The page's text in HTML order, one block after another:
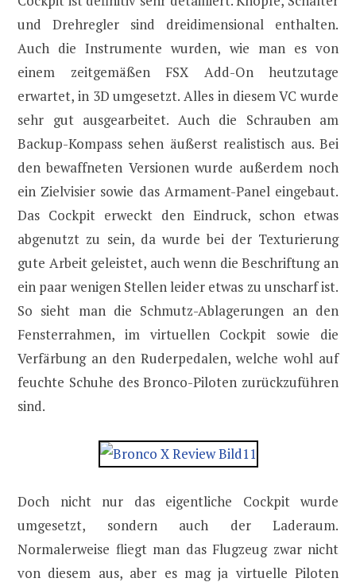
und Drehregler sind dreidimensional enthalten.
Auch die Instrumente wurden, wie man es von
einem zeitgemäßen FSX Add-On heutzutage
erwartet, in 3D umgesetzt. Alles in diesem VC wurde
sehr gut ausgearbeitet. Auch die Schrauben am
Backup-Kompass sehen äußerst realistisch aus. Bei
den bewaffneten Versionen wurde außerdem noch
ein Zielvisier sowie das Armament-Panel eingebaut.
Das Cockpit erweckt den Eindruck, schon etwas
abgenutzt zu sein, da wurde bei der Texturierung
gute Arbeit geleistet, auch wenn die Beschriftung an
ein paar wenigen Stellen leider etwas zu unscharf ist.
So sieht man die Schmutz-Ablagerungen an den
Fensterrahmen, im virtuellen Cockpit sowie die
Verfärbung an den Ruderpedalen, welche wohl auf
feuchte Schuhe des Bronco-Piloten zurückzuführen
sind.
Doch nicht nur das eigentliche Cockpit wurde
umgesetzt, sondern auch der Laderaum.
Normalerweise fliegt man das Flugzeug zwar nicht
von diesem aus, aber es mag ja virtuelle Piloten